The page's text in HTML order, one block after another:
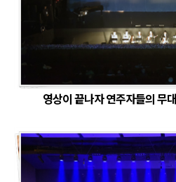
영상이 끝나자 연주자들의 무